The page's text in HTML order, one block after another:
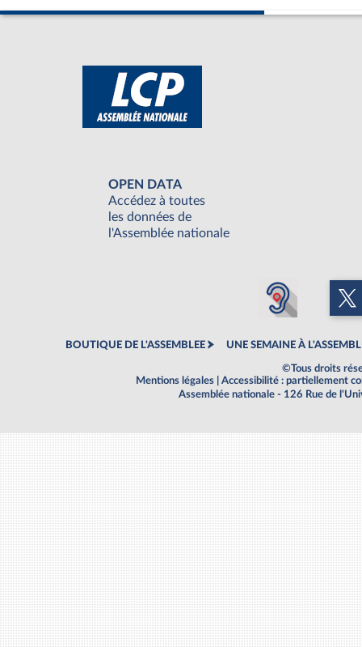
OPEN DATA
Accédez à toutes
les données de
l'Assemblée nationale
BOUTIQUE DE L'ASSEMBLEE UNE SEMAINE À
©Tous droits
Mentions légales
Accessibilité : partiellement
Assemblée nationale - 126 Rue de